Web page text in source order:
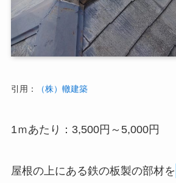
引用： （株）轍建築
1ｍあたり：3,500円～5,000円
屋根の上にある鉄の板製の部材を